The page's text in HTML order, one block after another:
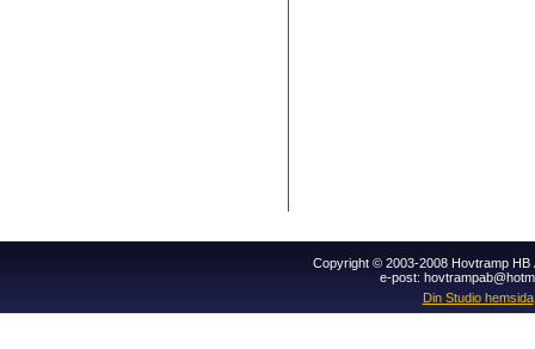
Copyright © 2003-2008 Hovtramp HB
e-post:
Din Studio hemsida